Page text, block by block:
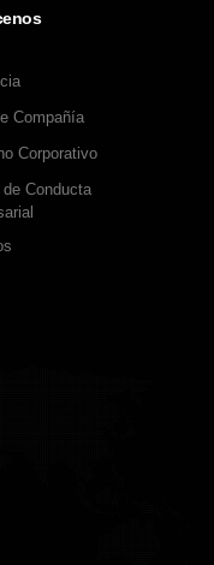
Compañía
Corporativo
de Conducta